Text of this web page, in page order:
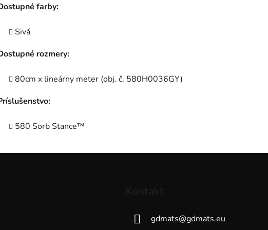
farby:
Sivá
rozmery:
80cm x lineárny meter (obj. č. 580H0036GY)
580 Sorb Stance™
gdmats@gdmats.eu